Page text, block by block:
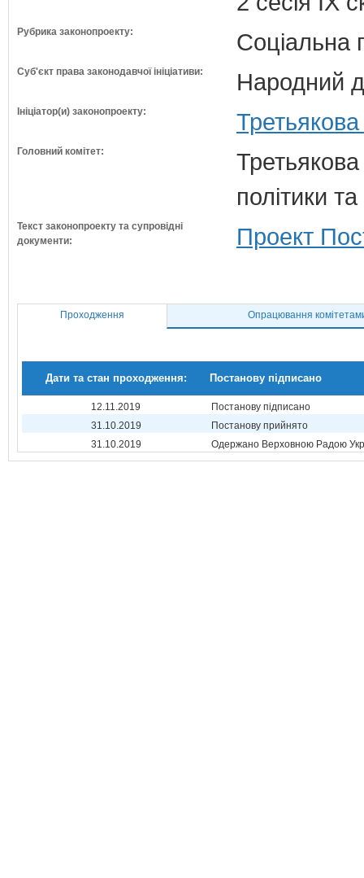
Рубрика законопроекту: Соціальна
Суб'єкт права законодавчої ініціативи: Народний
Ініціатор(и) законопроекту:
Головний комітет:
політики
Текст законопроекту та супровідні
документи:
Проект
Проходження Опрацювання
Дати та стан проходження: Постанову підписано
12.11.2019
Постанову підписано
31.10.2019
Постанову прийнято
31.10.2019
Одержано Верховною Радою